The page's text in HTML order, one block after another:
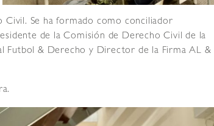
Civil. Se ha formado como conciliador
de la Comisión de Derecho Civil de la
Futbol & Derecho y Director de la Firma AL &